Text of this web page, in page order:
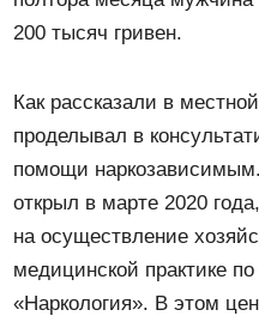
200 тысяч гривен.
Как рассказали в
проделывал в
помощи
открыл в марте 2020
на осуществление
медицинской практике
«Наркология». В этом